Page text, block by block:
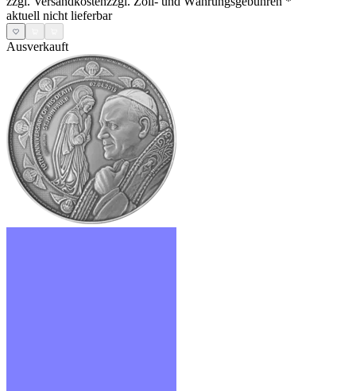
aktuell nicht lieferbar
Ausverkauft